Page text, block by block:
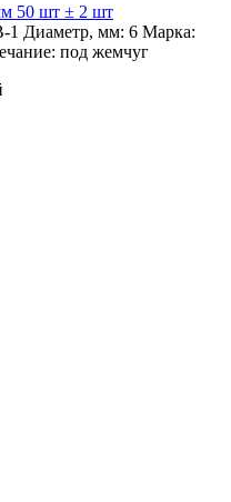
50 шт ± 2 шт
1 Диаметр, мм: 6 Марка:
под жемчуг